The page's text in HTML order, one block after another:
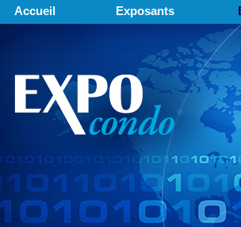
Accueil Exposants